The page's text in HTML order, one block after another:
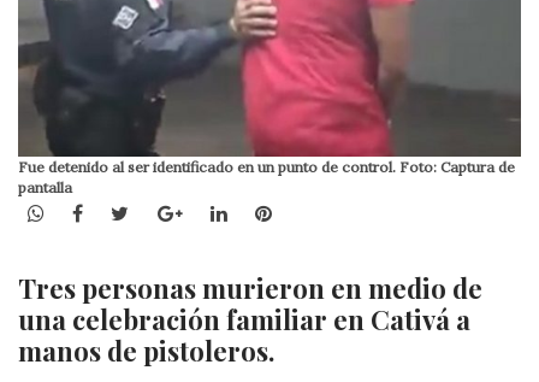
Fue detenido al ser identificado en un punto de control. Foto: Captura de
pantalla
WhatsApp
Facebook
TwitterGoogle+LinkedInPinterest
Tres personas murieron en medio de
una celebración familiar en Cativá a
manos de pistoleros.